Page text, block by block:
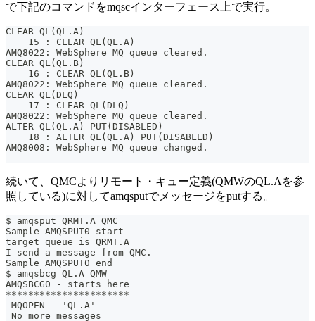
で下記のコマンドをmqscインターフェース上で実行。
CLEAR QL(QL.A)
    15 : CLEAR QL(QL.A)
AMQ8022: WebSphere MQ queue cleared.
CLEAR QL(QL.B)
    16 : CLEAR QL(QL.B)
AMQ8022: WebSphere MQ queue cleared.
CLEAR QL(DLQ)
    17 : CLEAR QL(DLQ)
AMQ8022: WebSphere MQ queue cleared.
ALTER QL(QL.A) PUT(DISABLED)
    18 : ALTER QL(QL.A) PUT(DISABLED)
AMQ8008: WebSphere MQ queue changed.
続いて、QMCよりリモート・キュー定義(QMWのQL.Aを参
照している)に対してamqsputでメッセージをputする。
$ amqsput QRMT.A QMC
Sample AMQSPUT0 start
target queue is QRMT.A
I send a message from QMC.
Sample AMQSPUT0 end
$ amqsbcg QL.A QMW
AMQSBCG0 - starts here
**********************
MQOPEN - 'QL.A'
No more messages